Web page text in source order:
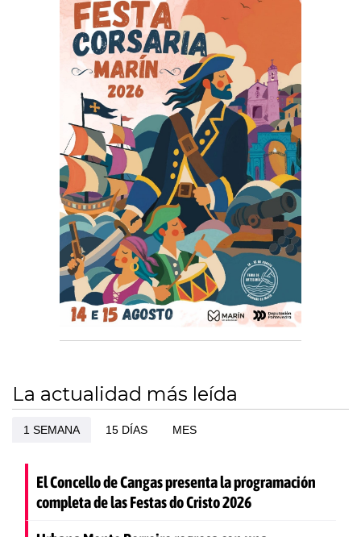
La actualidad más leída
1 SEMANA 15 DÍAS MES
El Concello de Cangas presenta la programación
completa de las Festas do Cristo 2026